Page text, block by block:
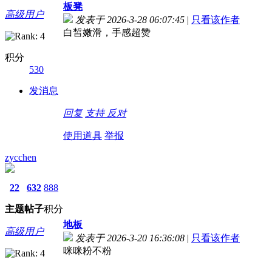
高级用户
积分
530
发消息
板凳
发表于 2026-3-28 06:07:45 | 只看该作者
白皙嫩滑，手感超赞
回复 支持 反对
使用道具 举报
zycchen
22
主题
632
帖子
888
积分
高级用户
地板
发表于 2026-3-20 16:36:08 | 只看该作者
咪咪粉不粉